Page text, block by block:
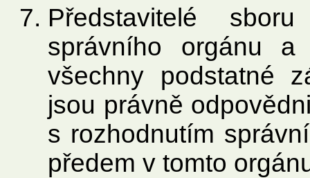
Představitelé
správního orgánu
všechny podstatné
jsou právně
s rozhodnutím
předem v tomto